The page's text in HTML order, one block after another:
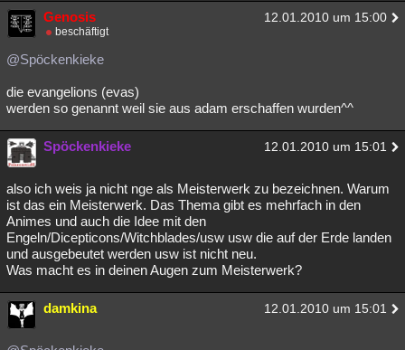
Genosis 12.01.2010 um 15:00
beschäftigt
@Spöckenkieke
die evangelions (evas)
werden so genannt weil sie aus adam erschaffen wurden^^
Spöckenkieke 12.01.2010 um 15:01
also ich weis ja nicht nge als Meisterwerk zu bezeichnen. Warum
ist das ein Meisterwerk. Das Thema gibt es mehrfach in den
Animes und auch die Idee mit den
Engeln/Dicepticons/Witchblades/usw usw die auf der Erde landen
und ausgebeutet werden usw ist nicht neu.
Was macht es in deinen Augen zum Meisterwerk?
damkina 12.01.2010 um 15:01